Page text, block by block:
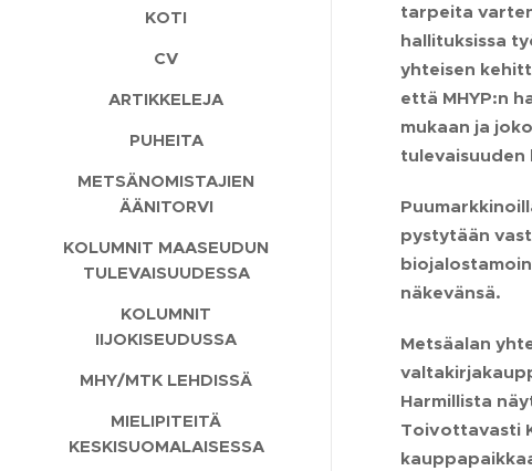
KOTI
CV
ARTIKKELEJA
PUHEITA
METSÄNOMISTAJIEN
ÄÄNITORVI
KOLUMNIT MAASEUDUN
TULEVAISUUDESSA
KOLUMNIT
IIJOKISEUDUSSA
MHY/MTK LEHDISSÄ
MIELIPITEITÄ
KESKISUOMALAISESSA
tarpeita
hallituksissa
yhteisen
että MHYP:n
mukaan ja
tulevaisuuden
pystytään
näkevänsä.
Metsäalan
Harmillista
Toivottavasti